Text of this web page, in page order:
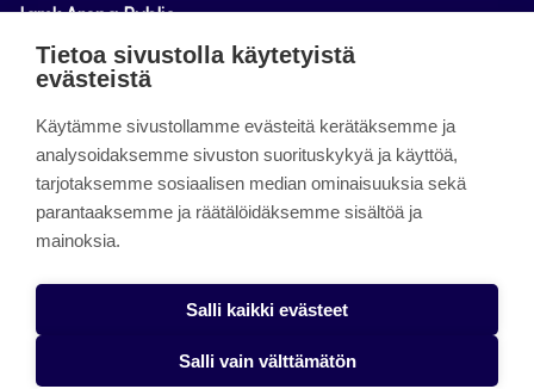
Jamk Arena Public
Jamk Arena Pro
Tietoa sivustosta
Saavutettavuusseloste
Alasottoilmoitus
Tietoa sivustolla käytetyistä
evästeistä
Käytämme sivustollamme evästeitä kerätäksemme ja
analysoidaksemme sivuston suorituskykyä ja käyttöä,
tarjotaksemme sosiaalisen median ominaisuuksia sekä
parantaaksemme ja räätälöidäksemme sisältöä ja
mainoksia.
Salli kaikki evästeet
Salli vain välttämätön